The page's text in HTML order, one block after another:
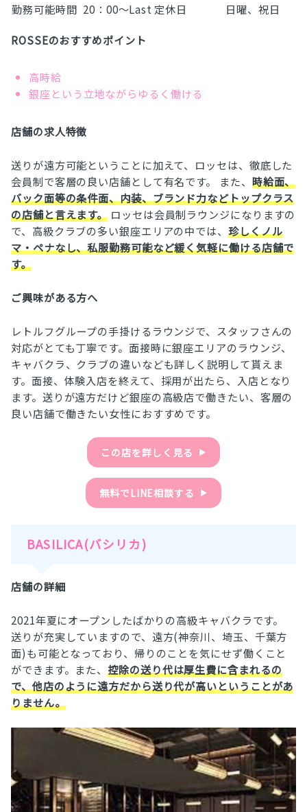
勤務可能時間 20：00～Last 定休日 日曜、祝日
ROSSEのおすすめポイント
高時給
銀座という立地ながらゆるく働ける
店舗の求人特徴
送りが遠方可能ということに加えて、ロッセは、徹底した
会員制で客層の良い店舗として有名です。 また、 時給面、
バック面等の条件面、内装、ブランド力などトップクラス
の店舗と言えます。 ロッセは会員制ラウンジになりますの
で、高級クラブの多い銀座エリアの中では、 珍しくノル
マ・ペナなし、私服勤務可能など緩く気軽に働ける店舗で
す。
ご興味がある方へ
レトルフグループの手掛けるラウンジで、スタッフさんの
対応がとても丁寧です。面接時に銀座エリアのラウンジ、
キャバクラ、クラブの違いなども詳しく説明して貰えま
す。面接、体験入店を終えて、採用が出たら、入店となり
ます。送りが遠方だけど銀座の高級店で働きたい、客層の
良い店舗で働きたい女性におすすめです。
この店を詳しく見る ▶︎
無料でLINE相談する ▶︎
BASILICA(バシリカ)
店舗の詳細
2021年夏にオープンしたばかりの高級キャバクラです。
送りが充実していますので、遠方(神奈川、埼玉、千葉方
面)も可能となっており、帰りのことを気にせず働くこと
ができます。また、控除の送り代は厚生費に含まれるの
で、他店のように遠方だから送り代が高いということがあ
りません。